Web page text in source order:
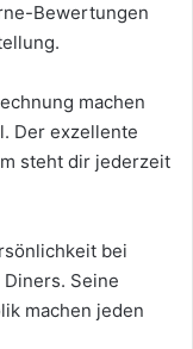
Bewertungen
machen
Der exzellente
steht dir jederzeit
bei
Seine
machen jeden